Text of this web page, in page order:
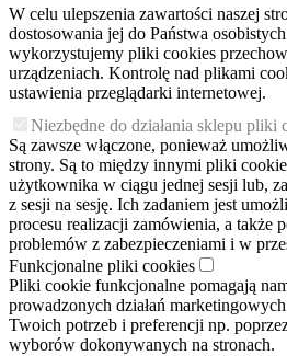
W celu ulepszenia zawartości naszej
dostosowania jej do Państwa
wykorzystujemy pliki cookies
urządzeniach. Kontrolę nad plikami
ustawienia przeglądarki internetowej.
Niezbędne do działania sklepu pliki
Są zawsze włączone, ponieważ
strony. Są to między innymi pliki
użytkownika w ciągu jednej sesji lub,
z sesji na sesję. Ich zadaniem jest
procesu realizacji zamówienia, a także
problemów z zabezpieczeniami i w
Funkcjonalne pliki cookies
Pliki cookie funkcjonalne pomagają
prowadzonych działań
Twoich potrzeb i preferencji np.
wyborów dokonywanych na stronach.